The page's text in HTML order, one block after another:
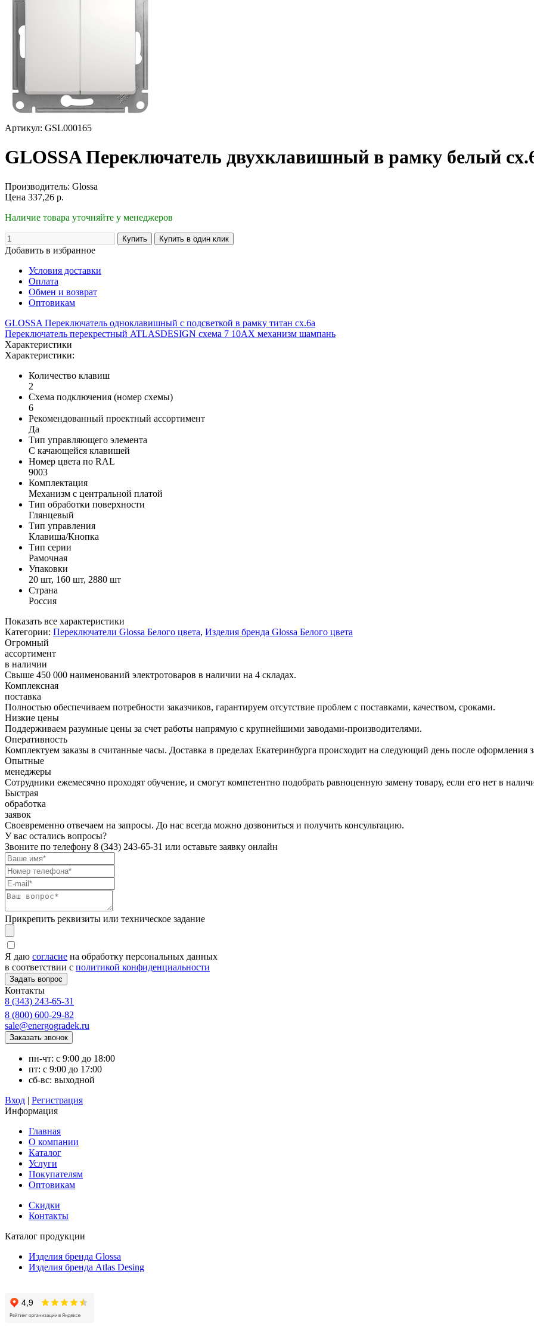
Артикул: GSL000165
GLOSSA Переключатель двухклавишный в рамку белый
Производитель: Glossa
Цена 337,26 р.
Наличие товара уточняйте у менеджеров
Добавить в избранное
Условия доставки
Оплата
Обмен и возврат
Оптовикам
GLOSSA Переключатель одноклавишный с подсветкой в рамку титан сх.6а
Переключатель перекрестный ATLASDESIGN схема 7 10АХ механизм шампань
Характеристики
Характеристики:
Количество клавиш
2
Схема подключения (номер схемы)
6
Рекомендованный проектный ассортимент
Да
Тип управляющего элемента
С качающейся клавишей
Номер цвета по RAL
9003
Комплектация
Механизм с центральной платой
Тип обработки поверхности
Глянцевый
Тип управления
Клавиша/Кнопка
Тип серии
Рамочная
Упаковки
20 шт, 160 шт, 2880 шт
Страна
Россия
Показать все характеристики
Категории: Переключатели Glossa Белого цвета, Изделия бренда Glossa Белого цвета
Огромный
ассортимент
в наличии
Свыше 450 000 наименований электротоваров в наличии на 4 складах.
Комплексная
поставка
Полностью обеспечиваем потребности заказчиков, гарантируем отсутствие проблем с поставками, качеством, сроками.
Низкие цены
Поддерживаем разумные цены за счет работы напрямую с крупнейшими заводами-производителями.
Оперативность
Комплектуем заказы в считанные часы. Доставка в пределах Екатеринбурга происходит на следующий день после оформления
Опытные
менеджеры
Сотрудники ежемесячно проходят обучение, и смогут компетентно подобрать равноценную замену товару, если его нет в
Быстрая
обработка
заявок
Своевременно отвечаем на запросы. До нас всегда можно дозвониться и получить консультацию.
У вас остались вопросы?
Звоните по телефону 8 (343) 243-65-31 или оставьте заявку онлайн
Прикрепить реквизиты или техническое задание
Я даю согласие на обработку персональных данных
в соответствии с политикой конфиденциальности
Контакты
8 (343) 243-65-31
8 (800) 600-29-82
sale@energogradek.ru
пн-чт: с 9:00 до 18:00
пт: с 9:00 до 17:00
сб-вс: выходной
Вход | Регистрация
Информация
Главная
О компании
Каталог
Услуги
Покупателям
Оптовикам
Скидки
Контакты
Каталог продукции
Изделия бренда Glossa
Изделия бренда Atlas Desing